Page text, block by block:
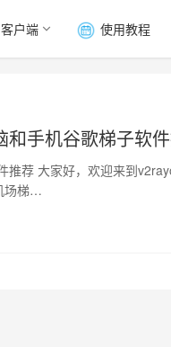
客户端 使用教程
手机谷歌梯子软
荐 大家好，欢迎来到
场梯…